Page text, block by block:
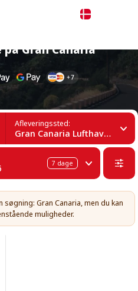
Gran Canaria
Afleveringssted:
Gran Canaria Lufthavn (LPA)
7 dage
Gran Canaria, men du kan
muligheder.